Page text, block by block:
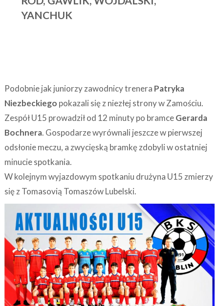
YANCHUK
Podobnie jak juniorzy zawodnicy trenera Patryka
Niezbeckiego pokazali się z niezłej strony w Zamościu.
Zespół U15 prowadził od 12 minuty po bramceGerarda
Bochnera. Gospodarze wyrównali jeszcze w pierwszej
odsłonie meczu, a zwycięską bramkę zdobyli w ostatniej
minucie spotkania.
W kolejnym wyjazdowym spotkaniu drużyna U15 zmierzy
się z Tomasovią Tomaszów Lubelski.